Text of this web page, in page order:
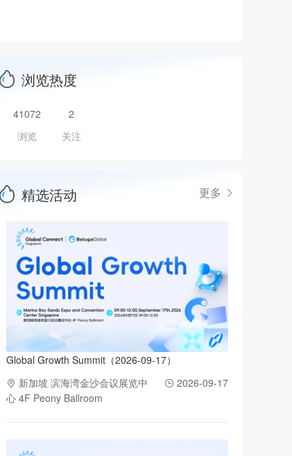
浏览热度
41072
浏览
2
关注
精选活动 更多
Global Growth Summit（2026-09-17）
新加坡 滨海湾金沙会议展览中
心 4F Peony Ballroom
2026-09-17